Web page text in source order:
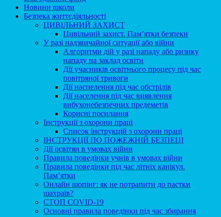
Новини школи
Безпека життєдіяльності
ЦИВІЛЬНИЙ ЗАХИСТ
Цивільний захист. Пам’ятки безпеки
У разі надзвичайної ситуації або війни
Алгоритми дій у разі нападу або ризику
нападу на заклад освіти
Дії учасників освітнього процесу під час
повітряної тривоги
Дії наспелення під час обстрілів
Дії населення під час виявлення
вибухонебезпечних предеметів
Корисні посилання
Інструкції з охорони праці
Список інструкцій з охорони праці
ІНСТРУКЦІЇ ПО ПОЖЕЖНІЙ БЕЗПЕЦІ
Дії освітян в умовах війни
Правила поведінки учнів в умовах війни
Правила поведінки під час літніх канікул.
Пам’ятки
Онлайн шопінг: як не потрапити до пастки
шахраїв?
СТОП COVID-19
Основні правила поведінки під час збирання